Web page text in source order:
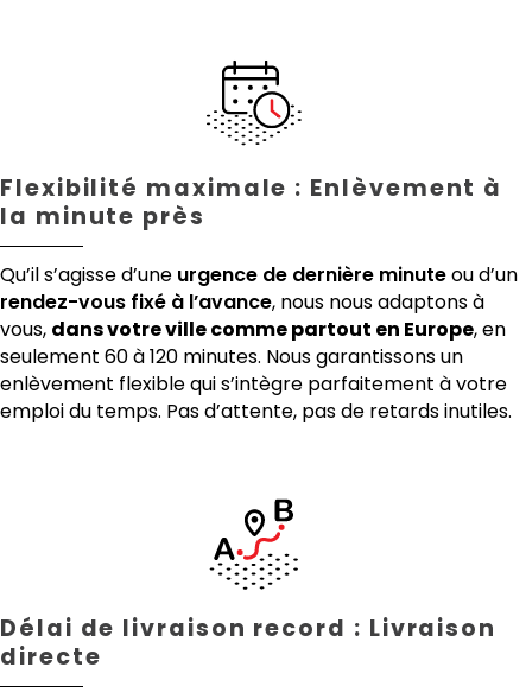
Flexibilité maximale : Enlèvement à
la minute près
Qu’il s’agisse d’une urgence de dernière minuteou d’un
rendez-vous fixé à l’avance, nous nous adaptons à
vous, dans votre ville comme partout en Europe, en
seulement 60 à 120 minutes. Nous garantissons un
enlèvement flexible qui s’intègre parfaitement à votre
emploi du temps. Pas d’attente, pas de retards inutiles.
Délai de livraison record : Livraison
directe